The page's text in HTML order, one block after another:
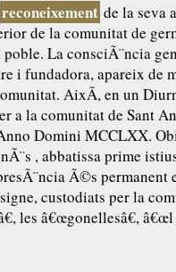
reconeixement de la seva
de la comunitat de
La consciÃ¨ncia
i fundadora, apareix de
AixÃ­, en un
a la comunitat de Sant
Domini MCCLXX.
, abbatissa prime
Ã©s permanent
custodiats per la
les â€œgonellesâ€,